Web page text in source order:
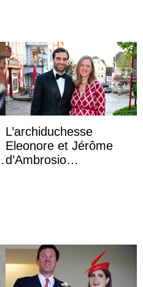
L’archiduchesse
Eleonore et Jérôme
d’Ambrosio